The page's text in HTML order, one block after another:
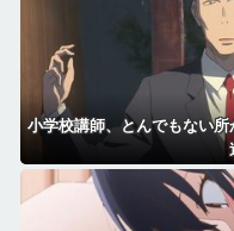
小学校講師、とんでもない